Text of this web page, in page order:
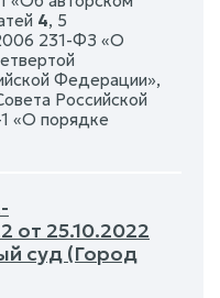
4, 5
231-ФЗ «О
Федерации»,
Российской
«О порядке
от 25.10.2022
суд (Город